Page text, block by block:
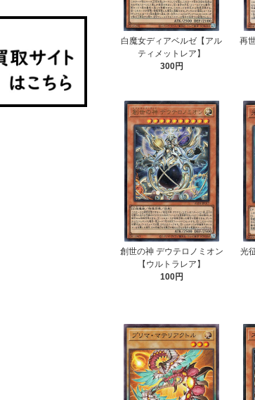
白魔女ディアベルゼ【アル
ティメットレア】
300円
再
創世の神 デウテロノミオン
【ウルトラレア】
100円
光